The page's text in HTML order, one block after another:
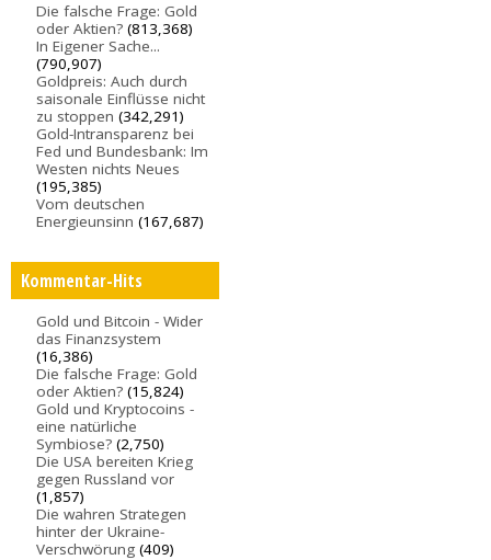
Die falsche Frage: Gold
oder Aktien? (813,368)
In Eigener Sache...
(790,907)
Goldpreis: Auch durch
saisonale Einflüsse nicht
zu stoppen (342,291)
Gold-Intransparenz bei
Fed und Bundesbank: Im
Westen nichts Neues
(195,385)
Vom deutschen
Energieunsinn (167,687)
Kommentar-Hits
Gold und Bitcoin - Wider
das Finanzsystem
(16,386)
Die falsche Frage: Gold
oder Aktien? (15,824)
Gold und Kryptocoins -
eine natürliche
Symbiose? (2,750)
Die USA bereiten Krieg
gegen Russland vor
(1,857)
Die wahren Strategen
hinter der Ukraine-
Verschwörung (409)